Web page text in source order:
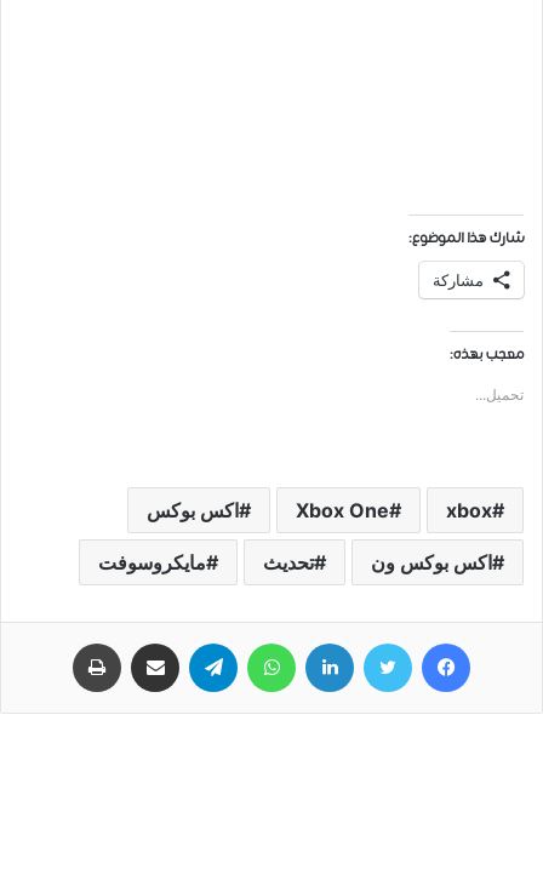
شارك هذا الموضوع:
مشاركة
معجب بهذه:
تحميل...
xbox
Xbox One ﺍﻛﺲ ﺑﻮﻛﺲ
اكس بوكس ون تحديث مايكروسوفت
فيسبوك تويتر لينكدإن واتساب تيلقرام مشاركة عبر البريد